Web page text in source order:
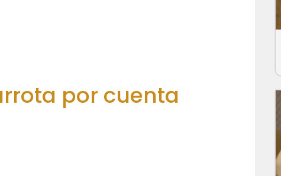
por cuenta